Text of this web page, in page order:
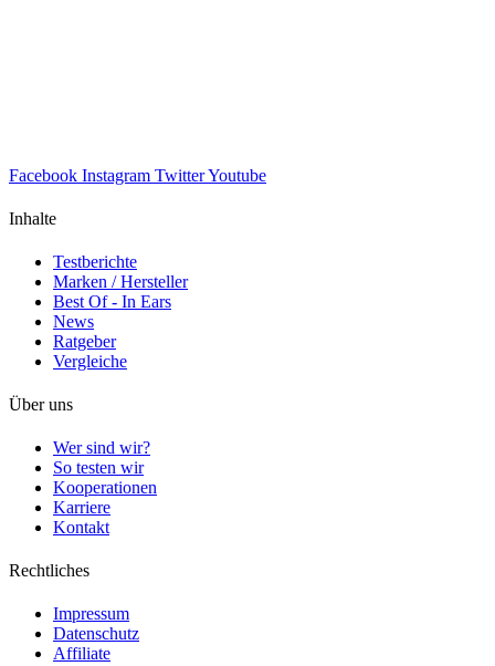
Facebook Instagram TwitterYoutube
Inhalte
Testberichte
Marken / Hersteller
Best Of - In Ears
News
Ratgeber
Vergleiche
Über uns
Wer sind wir?
So testen wir
Kooperationen
Karriere
Kontakt
Rechtliches
Impressum
Datenschutz
Affiliate